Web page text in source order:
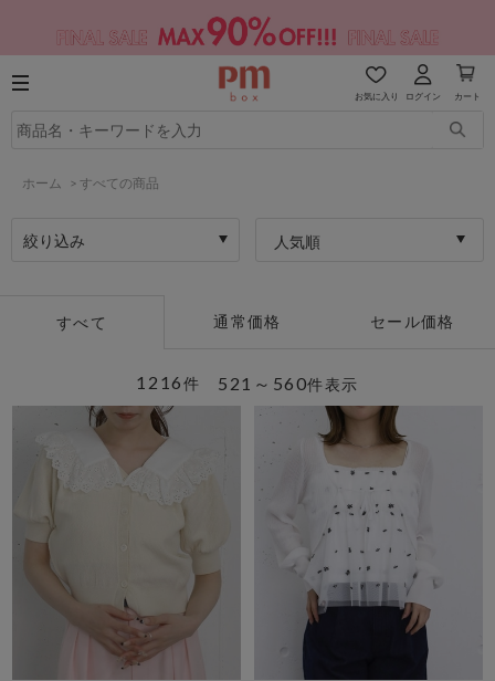
お気に入り ログイン カート
ホーム > すべての商品
絞り込み 人気順
すべて 通常価格 セール価格
521～560件表示
1216件